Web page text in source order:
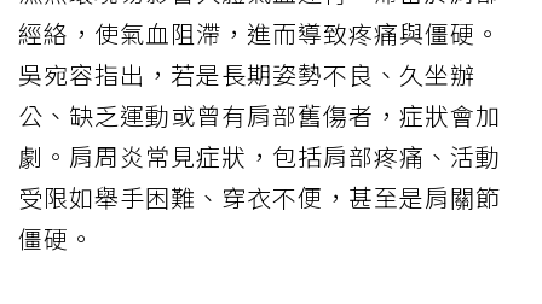
經絡，使氣血阻滯，進而導致疼痛與僵硬。
吳宛容指出，若是長期姿勢不良、久坐辦
公、缺乏運動或曾有肩部舊傷者，症狀會加
劇。肩周炎常見症狀，包括肩部疼痛、活動
受限如舉手困難、穿衣不便，甚至是肩關節
僵硬。